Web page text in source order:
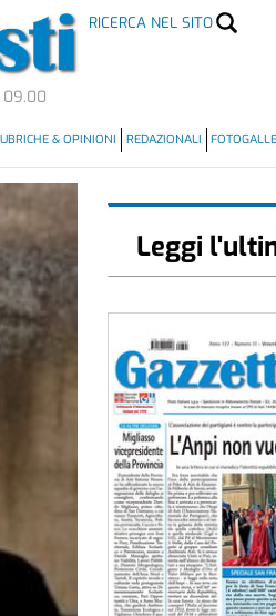
RICERCA NEL SITO
09.00
& OPINIONI REDAZIONALI
Leggi